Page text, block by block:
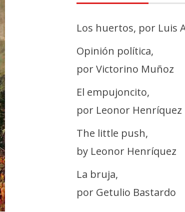
Los huertos, por Luis
Opinión política,
por Victorino Muñoz
El empujoncito,
por Leonor Henríquez
The little push,
by Leonor Henríquez
La bruja,
por Getulio Bastardo